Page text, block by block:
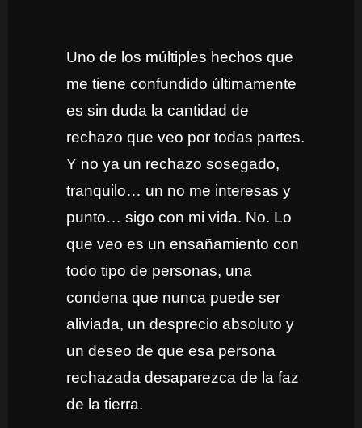
Uno de los múltiples hechos que
me tiene confundido últimamente
es sin duda la cantidad de
rechazo que veo por todas partes.
Y no ya un rechazo sosegado,
tranquilo… un no me interesas y
punto… sigo con mi vida. No. Lo
que veo es un ensañamiento con
todo tipo de personas, una
condena que nunca puede ser
aliviada, un desprecio absoluto y
un deseo de que esa persona
rechazada desaparezca de la faz
de la tierra.